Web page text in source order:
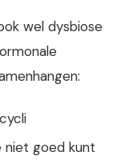
wel dysbiose
niet goed kunt